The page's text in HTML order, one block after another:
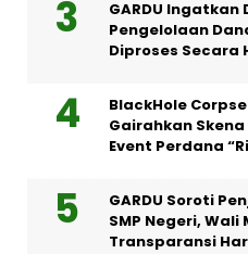
GARDU
Pengelolaan
Diproses Secara
BlackHole
Gairahkan
Event Perdana
GARDU Soroti
SMP Negeri,
Transparansi